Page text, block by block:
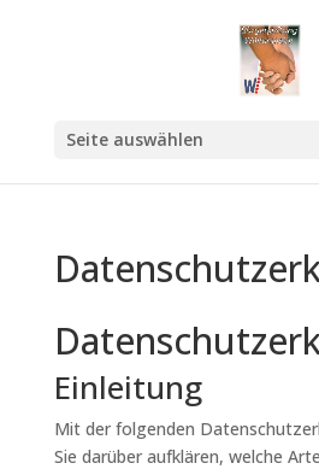
Seite auswählen
Einleitung
Mit der folgenden
Sie darüber aufklären, welche